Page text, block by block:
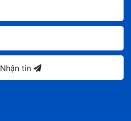
Nhận tin